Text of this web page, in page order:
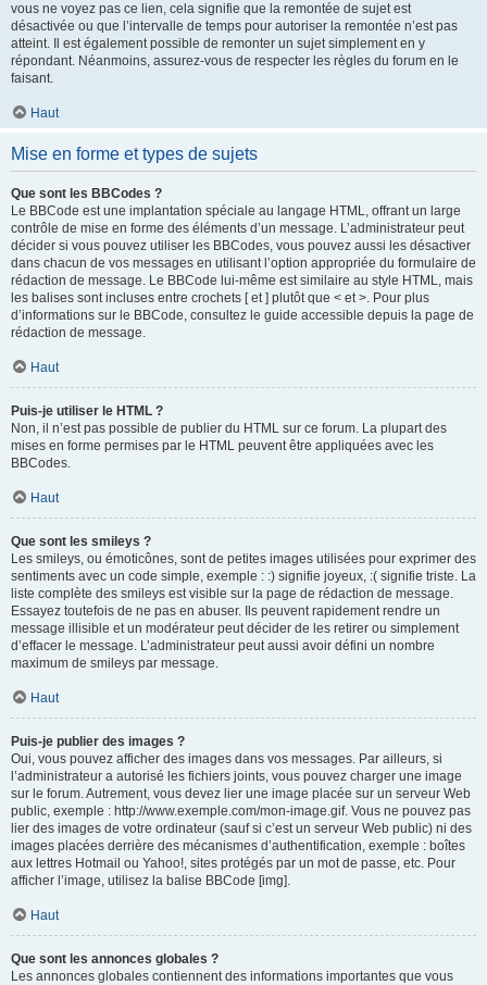
vous ne voyez pas ce lien, cela signifie que la remontée de sujet est
désactivée ou que l’intervalle de temps pour autoriser la remontée n’est pas
atteint. Il est également possible de remonter un sujet simplement en y
répondant. Néanmoins, assurez-vous de respecter les règles du forum en le
faisant.
Haut
Mise en forme et types de sujets
Que sont les BBCodes ?
Le BBCode est une implantation spéciale au langage HTML, offrant un large
contrôle de mise en forme des éléments d’un message. L’administrateur peut
décider si vous pouvez utiliser les BBCodes, vous pouvez aussi les désactiver
dans chacun de vos messages en utilisant l’option appropriée du formulaire de
rédaction de message. Le BBCode lui-même est similaire au style HTML, mais
les balises sont incluses entre crochets [ et ] plutôt que < et >. Pour plus
d’informations sur le BBCode, consultez le guide accessible depuis la page de
rédaction de message.
Haut
Puis-je utiliser le HTML ?
Non, il n’est pas possible de publier du HTML sur ce forum. La plupart des
mises en forme permises par le HTML peuvent être appliquées avec les
BBCodes.
Haut
Que sont les smileys ?
Les smileys, ou émoticônes, sont de petites images utilisées pour exprimer des
sentiments avec un code simple, exemple : :) signifie joyeux, :( signifie triste. La
liste complète des smileys est visible sur la page de rédaction de message.
Essayez toutefois de ne pas en abuser. Ils peuvent rapidement rendre un
message illisible et un modérateur peut décider de les retirer ou simplement
d’effacer le message. L’administrateur peut aussi avoir défini un nombre
maximum de smileys par message.
Haut
Puis-je publier des images ?
Oui, vous pouvez afficher des images dans vos messages. Par ailleurs, si
l’administrateur a autorisé les fichiers joints, vous pouvez charger une image
sur le forum. Autrement, vous devez lier une image placée sur un serveur Web
public, exemple : http://www.exemple.com/mon-image.gif. Vous ne pouvez pas
lier des images de votre ordinateur (sauf si c’est un serveur Web public) ni des
images placées derrière des mécanismes d’authentification, exemple : boîtes
aux lettres Hotmail ou Yahoo!, sites protégés par un mot de passe, etc. Pour
afficher l’image, utilisez la balise BBCode [img].
Haut
Que sont les annonces globales ?
Les annonces globales contiennent des informations importantes que vous